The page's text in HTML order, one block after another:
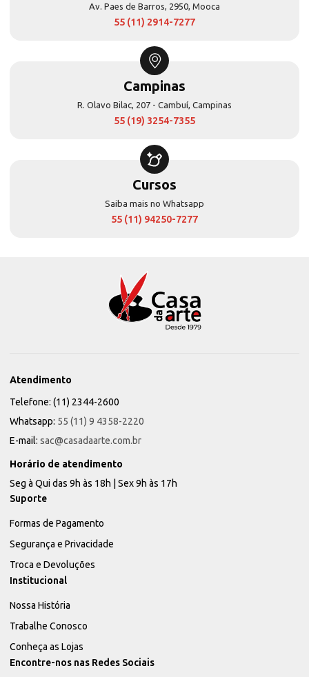
Av. Paes de Barros, 2950, Mooca
55 (11) 2914-7277
Campinas
R. Olavo Bilac, 207 - Cambuí, Campinas
55 (19) 3254-7355
Cursos
Saiba mais no Whatsapp
55 (11) 94250-7277
Atendimento
Telefone: (11) 2344-2600
Whatsapp: 55 (11) 9 4358-2220
E-mail: sac@casadaarte.com.br
Horário de atendimento
Seg à Qui das 9h às 18h | Sex 9h às 17h
Suporte
Formas de Pagamento
Segurança e Privacidade
Troca e Devoluções
Institucional
Nossa História
Trabalhe Conosco
Conheça as Lojas
Encontre-nos nas Redes Sociais